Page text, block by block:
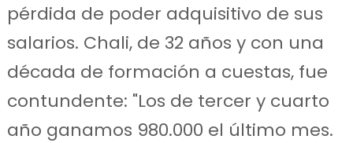
pérdida de poder adquisitivo de sus
salarios. Chali, de 32 años y con una
década de formación a cuestas, fue
contundente: "Los de tercer y cuarto
año ganamos 980.000 el último mes.